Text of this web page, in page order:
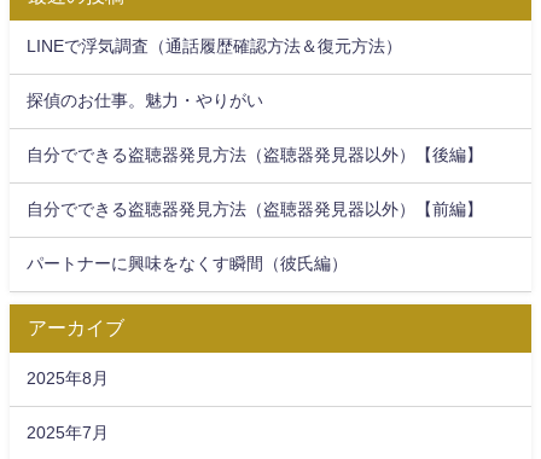
LINEで浮気調査（通話履歴確認方法＆復元方法）
探偵のお仕事。魅力・やりがい
自分でできる盗聴器発見方法（盗聴器発見器以外）【後編】
自分でできる盗聴器発見方法（盗聴器発見器以外）【前編】
パートナーに興味をなくす瞬間（彼氏編）
アーカイブ
2025年8月
2025年7月